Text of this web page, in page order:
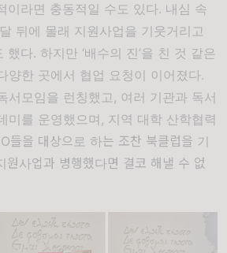
이라면 충동적일 수도 있다. 내심 속
뒤에 몰래 지원사업을 기웃거리고
했다. 하지만 ‘배수의 진’을 친 것 같은
양한 곳에서 협업 요청이 이어졌다.
서모임을 런칭했고 , 여러 기관과 독서
미를 운영했으며 , 지역 대학 산학협력
들을 대상으로 하는 조찬 북클럽을 기
원사업과 병행했다면 결코 해낼 수 없